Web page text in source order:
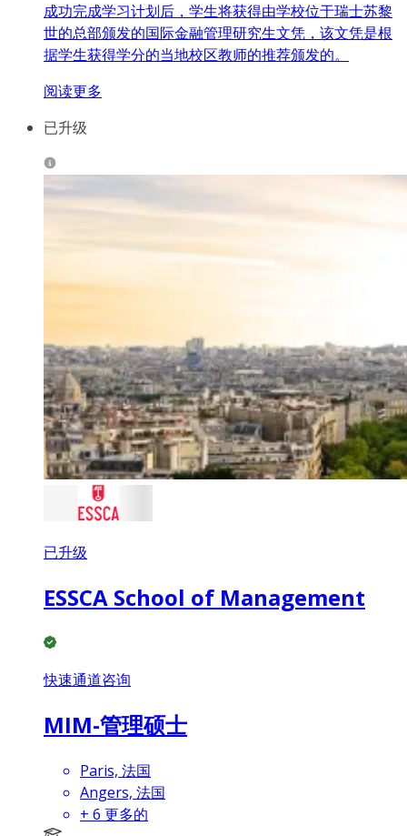
成功完成学习计划后，学生将获得由学校位于瑞士苏黎
世的总部颁发的国际金融管理研究生文凭，该文凭是根
据学生获得学分的当地校区教师的推荐颁发的。
阅读更多
已升级
已升级
ESSCA School of Management
快速通道咨询
MIM-管理硕士
Paris, 法国
Angers, 法国
+ 6 更多的